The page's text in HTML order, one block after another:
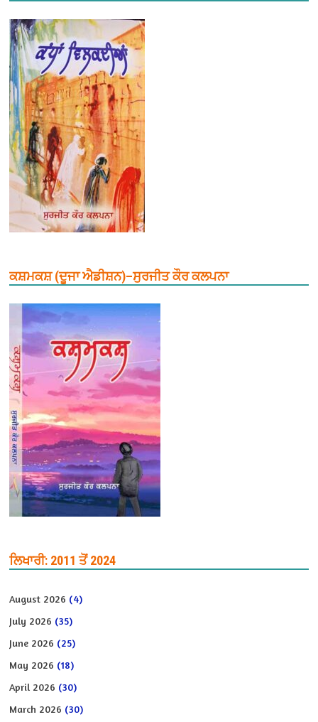
ਕਸ਼ਮਕਸ਼ (ਦੂਜਾ ਐਡੀਸ਼ਨ)–ਸੁਰਜੀਤ ਕੌਰ ਕਲਪਨਾ
ਲਿਖਾਰੀ: 2011 ਤੋਂ 2024
August 2026 (4)
July 2026 (35)
June 2026 (25)
May 2026 (18)
April 2026 (30)
March 2026 (30)